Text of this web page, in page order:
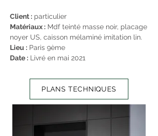
Client : particulier
Matériaux : Mdf teinté masse noir, placage
noyer US, caisson mélaminé imitation lin.
Lieu : Paris 9ème
Date : Livré en mai 2021
PLANS TECHNIQUES